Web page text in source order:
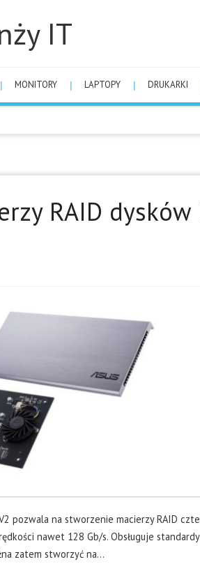
IT
MONITORY LAPTOPY DRUKARKI
RAID dysków
pozwala na stworzenie macierzy RAID
nawet 128 Gb/s. Obsługuje
zatem stworzyć na…